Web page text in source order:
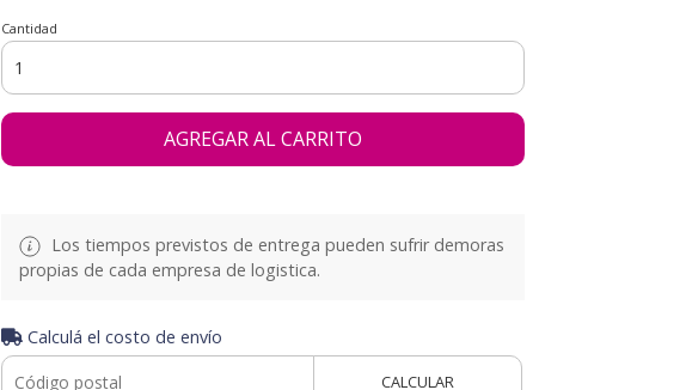
Cantidad
AGREGAR AL CARRITO
Los tiempos previstos de entrega pueden sufrir demoras
propias de cada empresa de logistica.
Calculá el costo de envío
CALCULAR